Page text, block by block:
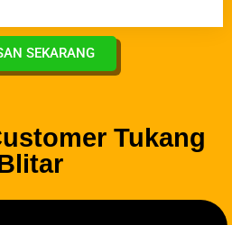
SEKARANG
Tukang